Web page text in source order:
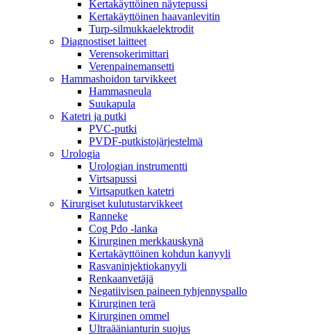
Kertakäyttöinen näytepussi
Kertakäyttöinen haavanlevitin
Turp-silmukkaelektrodit
Diagnostiset laitteet
Verensokerimittari
Verenpainemansetti
Hammashoidon tarvikkeet
Hammasneula
Suukapula
Katetri ja putki
PVC-putki
PVDF-putkistojärjestelmä
Urologia
Urologian instrumentti
Virtsapussi
Virtsaputken katetri
Kirurgiset kulutustarvikkeet
Ranneke
Cog Pdo -lanka
Kirurginen merkkauskynä
Kertakäyttöinen kohdun kanyyli
Rasvaninjektiokanyyli
Renkaanvetäjä
Negatiivisen paineen tyhjennyspallo
Kirurginen terä
Kirurginen ommel
Ultraäänianturin suojus